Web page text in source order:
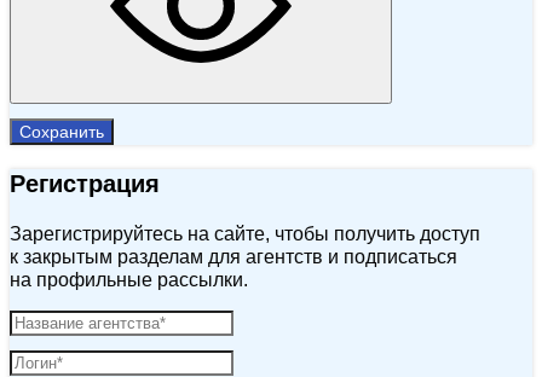
Сохранить
Регистрация
Зарегистрируйтесь на сайте, чтобы получить доступ
к закрытым разделам для агентств и подписаться
на профильные рассылки.